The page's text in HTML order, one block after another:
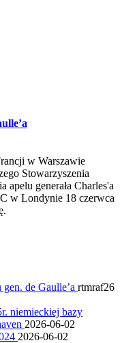
w Warszawie
Stowarzyszenia
apelu generała Charles'a
w Londynie 18 czerwca
de Gaulle’a rtmraf26
niemieckiej bazy
2026-06-02
2026-06-02